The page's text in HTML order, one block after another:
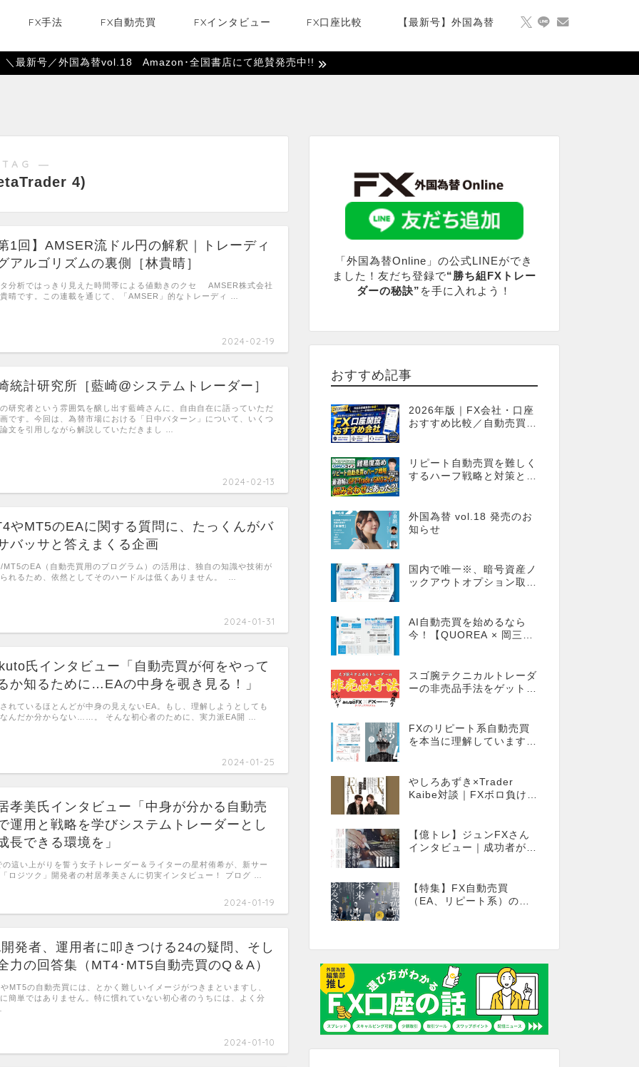
FX手法 FX自動売買 FXインタビュー FX口座比較 【最新号】外国為替
＼最新号／外国為替vol.18 Amazon･全国書店にて絶賛発売中!!
―
4)
1回】AMSER流ドル円の解釈｜トレーディ
アルゴリズムの裏側［林貴晴］
2024-02-19
分析ではっきり見えた時間帯による値動きのクセ AMSER株式会社
晴です。この連載を通じて、「AMSER」的なトレーディ …
統計研究所［藍崎@システムトレーダー］
2024-02-13
研究者という雰囲気を醸し出す藍崎さんに、自由自在に語っていただ
です。今回は、為替市場における「日中パターン」について、いくつ
文を引用しながら解説していただきまし …
やMT5のEAに関する質問に、たっくんがバ
バッサと答えまくる企画
2024-01-31
MT5のEA（自動売買用のプログラム）の活用は、独自の知識や技術が
れるため、依然としてそのハードルは低くありません。 …
氏インタビュー「自動売買が何をやって
か知るために…EAの中身を覗き見る！」
2024-01-25
れているほとんどが中身の見えないEA。もし、理解しようとしても
んだか分からない……。 そんな初心者のために、実力派EA開 …
孝美氏インタビュー「中身が分かる自動売
運用と戦略を学びシステムトレーダーとし
長できる環境を」
2024-01-19
の這い上がりを誓う女子トレーダー＆ライターの星村侑希が、新サー
ロジツク」開発者の村居孝美さんに切実インタビュー！ プログ …
発者、運用者に叩きつける24の疑問、そし
力の回答集（MT4･MT5自動売買のQ＆A）
2024-01-10
MT5の自動売買には、とかく難しいイメージがつきまといますし、
簡単ではありません。特に慣れていない初心者のうちには、よく分
「外国為替Online」の公式LINEができ
ました！友だち登録で“勝ち組FXトレー
ダーの秘訣” を手に入れよう！
おすすめ記事
2026年版｜FX会社・口座
おすすめ比較／自動売買・
リピート自動売買を難しく
するハーフ戦略と対策とし
外国為替 vol.18 発売のお
知らせ
国内で唯一※、暗号資産ノ
ックアウトオプション取引
プション［FXTF］
AI自動売買を始めるなら
今！【QUOREA × 岡三オ
スゴ腕テクニカルトレーダ
ーの非売品手法をゲット！
FXのリピート系自動売買
を本当に理解しています
やしろあずき×Trader
Kaibe対談｜FXボロ負けな
売買に挑戦ス～
【億トレ】ジュンFXさん
インタビュー｜成功者が多
【特集】FX自動売買
（EA、リピート系）の